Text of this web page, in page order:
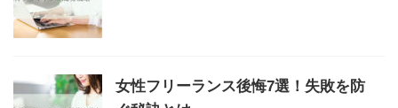
女性フリーランス後悔7選！失敗を防